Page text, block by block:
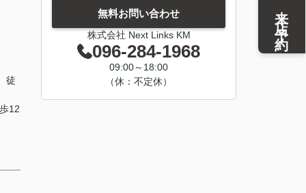
徒
12
無料お問い合わせ
株式会社 Next Links KM
096-284-1968
09:00～18:00
（休：不定休）
来店予約